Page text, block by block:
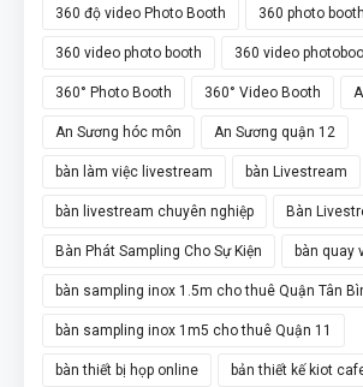
360 độ video Photo Booth 360 photo booth
360 video photo booth 360 video
360° Photo Booth 360° Video Booth
An Sương hóc môn An Sương quận 12
bàn làm việc livestream bàn Livestream
bàn livestream chuyên nghiệp Bàn
Bàn Phát Sampling Cho Sự Kiện bàn quay
bàn sampling inox 1.5m cho thuê Quận Tân
bàn sampling inox 1m5 cho thuê Quận 11
bàn thiết bị họp online bản thiết kế kiot